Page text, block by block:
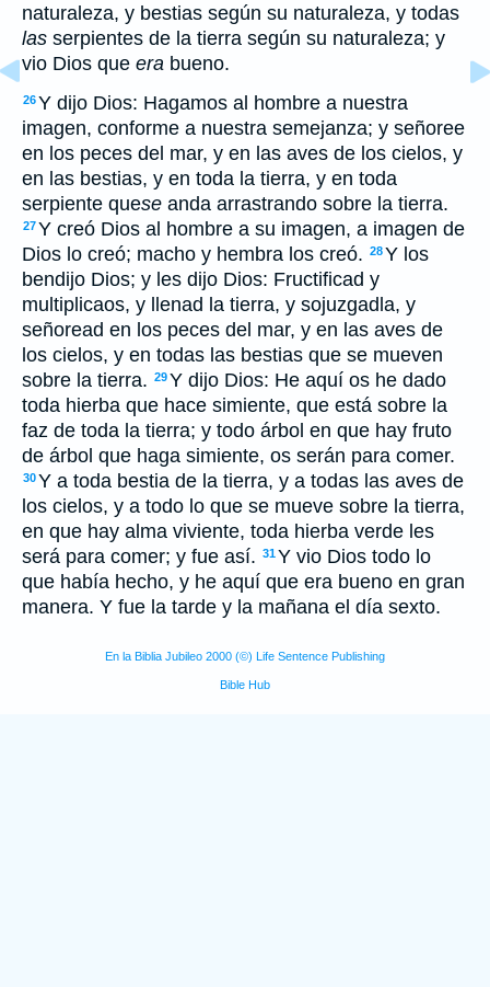
naturaleza, y bestias según su naturaleza, y todas
las serpientes de la tierra según su naturaleza; y
vio Dios que era bueno.
26Y dijo Dios: Hagamos al hombre a nuestra
imagen, conforme a nuestra semejanza; y señoree
en los peces del mar, y en las aves de los cielos, y
en las bestias, y en toda la tierra, y en toda
serpiente quese anda arrastrando sobre la tierra.
27Y creó Dios al hombre a su imagen, a imagen de
Dios lo creó; macho y hembra los creó. 28Y los
bendijo Dios; y les dijo Dios: Fructificad y
multiplicaos, y llenad la tierra, y sojuzgadla, y
señoread en los peces del mar, y en las aves de
los cielos, y en todas las bestias que se mueven
sobre la tierra. 29Y dijo Dios: He aquí os he dado
toda hierba que hace simiente, que está sobre la
faz de toda la tierra; y todo árbol en que hay fruto
de árbol que haga simiente, os serán para comer.
30Y a toda bestia de la tierra, y a todas las aves de
los cielos, y a todo lo que se mueve sobre la tierra,
en que hay alma viviente, toda hierba verde les
será para comer; y fue así. 31Y vio Dios todo lo
que había hecho, y he aquí que era bueno en gran
manera. Y fue la tarde y la mañana el día sexto.
En la Biblia Jubileo 2000 (©) Life Sentence Publishing
Bible Hub